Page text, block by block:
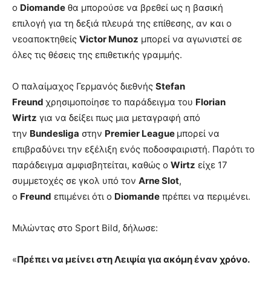
ο Diomande θα μπορούσε να βρεθεί ως η βασική
επιλογή για τη δεξιά πλευρά της επίθεσης, αν και ο
νεοαποκτηθείς Victor Munoz μπορεί να αγωνιστεί σε
όλες τις θέσεις της επιθετικής γραμμής.
Ο παλαίμαχος Γερμανός διεθνής Stefan
Freund χρησιμοποίησε το παράδειγμα του Florian
Wirtz για να δείξει πως μια μεταγραφή από
την Bundesliga στην Premier League μπορεί να
επιβραδύνει την εξέλιξη ενός ποδοσφαιριστή. Παρότι το
παράδειγμα αμφισβητείται, καθώς ο Wirtz είχε 17
συμμετοχές σε γκολ υπό τον Arne Slot,
ο Freund επιμένει ότι ο Diomande πρέπει να περιμένει.
Μιλώντας στο Sport Bild, δήλωσε:
«Πρέπει να μείνει στη Λειψία για ακόμη έναν χρόνο.